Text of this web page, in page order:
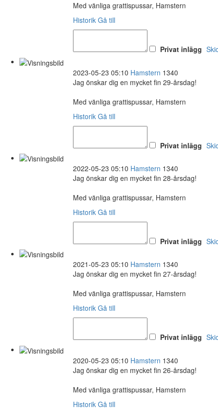
Med vänliga grattispussar, Hamstern
Historik Gå till
Privat inlägg
2023-05-23 05:10 Hamstern 1340
Jag önskar dig en mycket fin 29-årsdag!
Med vänliga grattispussar, Hamstern
Historik Gå till
Privat inlägg
2022-05-23 05:10 Hamstern 1340
Jag önskar dig en mycket fin 28-årsdag!
Med vänliga grattispussar, Hamstern
Historik Gå till
Privat inlägg
2021-05-23 05:10 Hamstern 1340
Jag önskar dig en mycket fin 27-årsdag!
Med vänliga grattispussar, Hamstern
Historik Gå till
Privat inlägg
2020-05-23 05:10 Hamstern 1340
Jag önskar dig en mycket fin 26-årsdag!
Med vänliga grattispussar, Hamstern
Historik Gå till